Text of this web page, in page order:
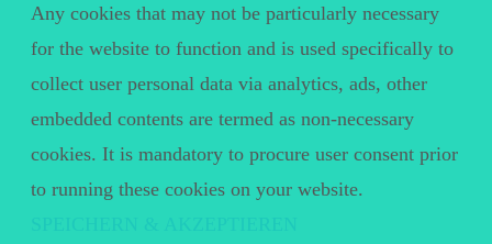
Any cookies that may not be particularly necessary
for the website to function and is used specifically to
collect user personal data via analytics, ads, other
embedded contents are termed as non-necessary
cookies. It is mandatory to procure user consent prior
to running these cookies on your website.